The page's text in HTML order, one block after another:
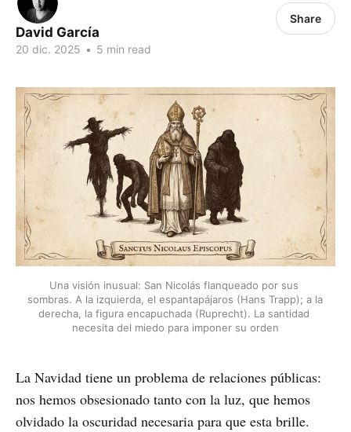
David García
20 dic. 2025 • 5 min read
Share
Una visión inusual: San Nicolás flanqueado por sus
sombras. A la izquierda, el espantapájaros (Hans Trapp); a la
derecha, la figura encapuchada (Ruprecht). La santidad
necesita del miedo para imponer su orden
La Navidad tiene un problema de relaciones públicas:
nos hemos obsesionado tanto con la luz, que hemos
olvidado la oscuridad necesaria para que esta brille.